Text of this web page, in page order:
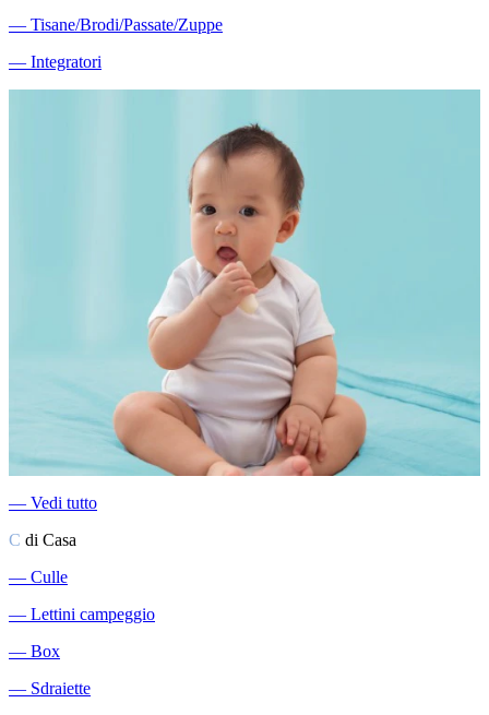
― Tisane/Brodi/Passate/Zuppe
― Integratori
― Vedi tutto
C di Casa
― Culle
― Lettini campeggio
― Box
― Sdraiette